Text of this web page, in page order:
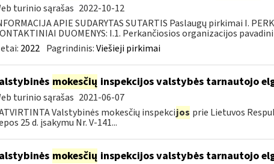
turinio sąrašas 2022-10-12
APIE SUDARYTAS SUTARTIS Paslaugų pirkimai I.
DUOMENYS: I.1. Perkančiosios organizacijos
2022 Pagrindinis:Viešieji pirkimai
mokesčių inspekcijos valstybės tarnautojo
turinio sąrašas 2021-06-07
Valstybinės mokesčių inspekcijos prie Lietuvos
25 d. įsakymu Nr. V-141...
mokesčių inspekcijos valstybės tarnautojo